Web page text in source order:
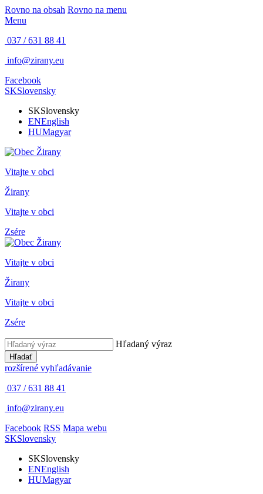
Rovno na obsah Rovno na menu
Menu
037 / 631 88 41
info@zirany.eu
Facebook
SKSlovensky
SKSlovensky
ENEnglish
HUMagyar
Vitajte v obci
Žirany
Vitajte v obci
Zsére
Vitajte v obci
Žirany
Vitajte v obci
Zsére
Hľadaný výraz
Hľadať
rozšírené vyhľadávanie
037 / 631 88 41
info@zirany.eu
Facebook RSS Mapa webu
SKSlovensky
SKSlovensky
ENEnglish
HUMagyar